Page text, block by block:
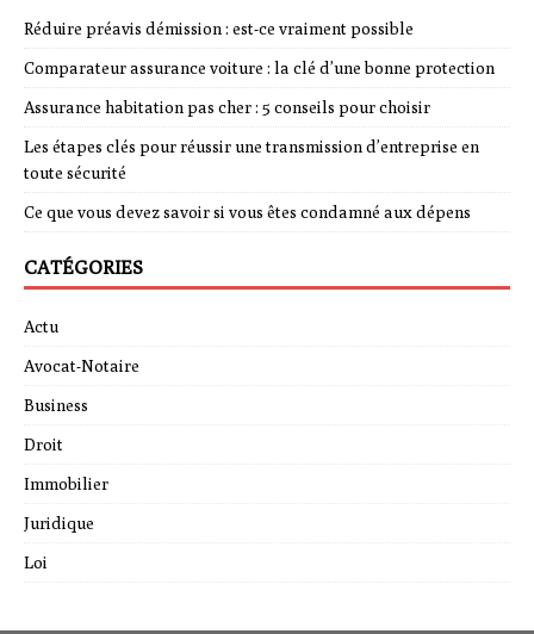
Réduire préavis démission : est-ce vraiment possible
Comparateur assurance voiture : la clé d’une bonne protection
Assurance habitation pas cher : 5 conseils pour choisir
Les étapes clés pour réussir une transmission d’entreprise en
toute sécurité
Ce que vous devez savoir si vous êtes condamné aux dépens
CATÉGORIES
Actu
Avocat-Notaire
Business
Droit
Immobilier
Juridique
Loi